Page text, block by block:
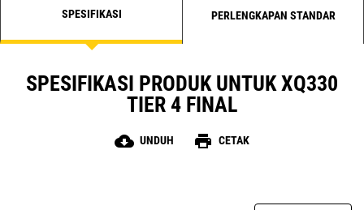
SPESIFIKASI PERLENGKAPAN STANDAR
SPESIFIKASI PRODUK UNTUK XQ330
TIER 4 FINAL
cloud_download UNDUH print CETAK